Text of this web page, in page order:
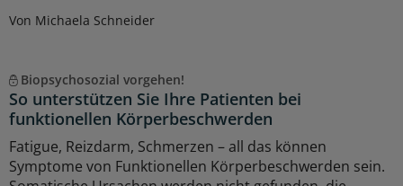
Von Michaela Schneider
Biopsychosozial vorgehen!
So unterstützen Sie Ihre Patienten bei
funktionellen Körperbeschwerden
Fatigue, Reizdarm, Schmerzen – all das können
Symptome von Funktionellen Körperbeschwerden sein.